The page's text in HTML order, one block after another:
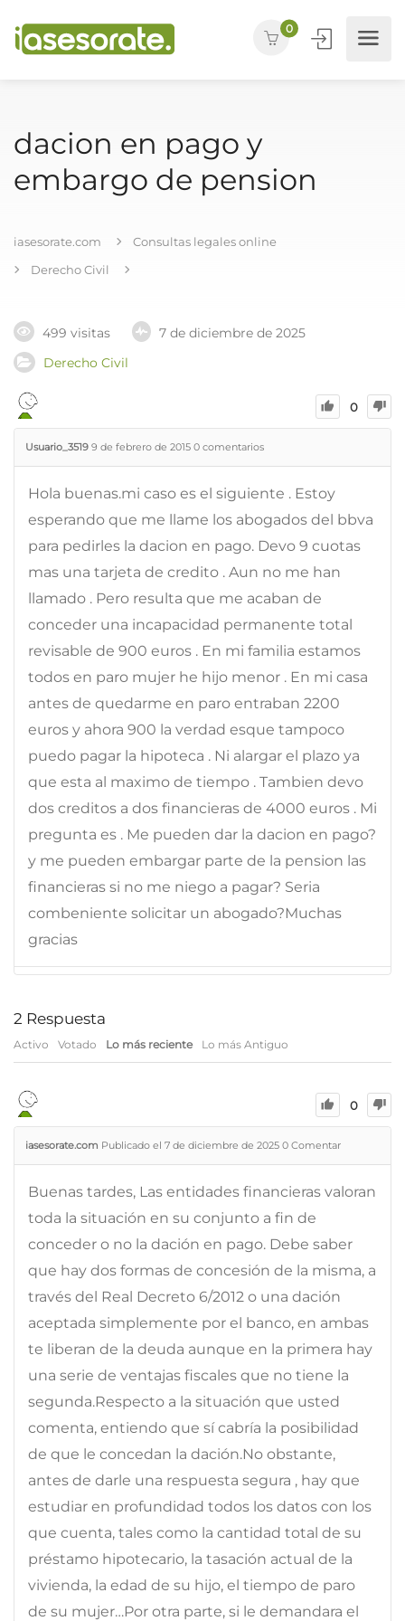
0
dacion en pago y
embargo de pension
iasesorate.com
Consultas legales online
Derecho Civil
499 visitas
7 de diciembre de 2025
Derecho Civil
0
Usuario_3519 9 de febrero de 2015 0 comentarios
Hola buenas.mi caso es el siguiente . Estoy
esperando que me llame los abogados del bbva
para pedirles la dacion en pago. Devo 9 cuotas
mas una tarjeta de credito . Aun no me han
llamado . Pero resulta que me acaban de
conceder una incapacidad permanente total
revisable de 900 euros . En mi familia estamos
todos en paro mujer he hijo menor . En mi casa
antes de quedarme en paro entraban 2200
euros y ahora 900 la verdad esque tampoco
puedo pagar la hipoteca . Ni alargar el plazo ya
que esta al maximo de tiempo . Tambien devo
dos creditos a dos financieras de 4000 euros . Mi
pregunta es . Me pueden dar la dacion en pago?
y me pueden embargar parte de la pension las
financieras si no me niego a pagar? Seria
combeniente solicitar un abogado?Muchas
gracias
2 Respuesta
Activo Votado Lo más reciente Lo más Antiguo
0
iasesorate.com Publicado el 7 de diciembre de 2025 0 Comentar
Buenas tardes, Las entidades financieras valoran
toda la situación en su conjunto a fin de
conceder o no la dación en pago. Debe saber
que hay dos formas de concesión de la misma, a
través del Real Decreto 6/2012 o una dación
aceptada simplemente por el banco, en ambas
te liberan de la deuda aunque en la primera hay
una serie de ventajas fiscales que no tiene la
segunda.Respecto a la situación que usted
comenta, entiendo que sí cabría la posibilidad
de que le concedan la dación.No obstante,
antes de darle una respuesta segura , hay que
estudiar en profundidad todos los datos con los
que cuenta, tales como la cantidad total de su
préstamo hipotecario, la tasación actual de la
vivienda, la edad de su hijo, el tiempo de paro
de su mujer…Por otra parte, si le demandara el